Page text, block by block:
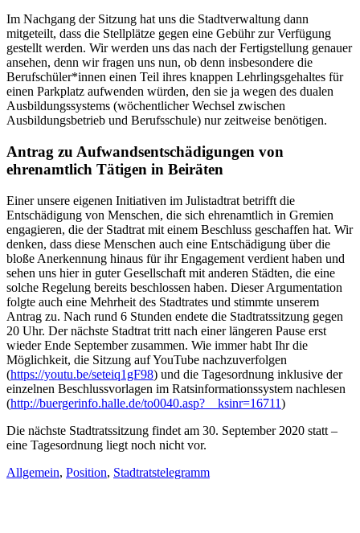
Im Nachgang der Sitzung hat uns die Stadtverwaltung dann
mitgeteilt, dass die Stellplätze gegen eine Gebühr zur Verfügung
gestellt werden. Wir werden uns das nach der Fertigstellung genauer
ansehen, denn wir fragen uns nun, ob denn insbesondere die
Berufschüler*innen einen Teil ihres knappen Lehrlingsgehaltes für
einen Parkplatz aufwenden würden, den sie ja wegen des dualen
Ausbildungssystems (wöchentlicher Wechsel zwischen
Ausbildungsbetrieb und Berufsschule) nur zeitweise benötigen.
Antrag zu Aufwandsentschädigungen von
ehrenamtlich Tätigen in Beiräten
Einer unsere eigenen Initiativen im Julistadtrat betrifft die
Entschädigung von Menschen, die sich ehrenamtlich in Gremien
engagieren, die der Stadtrat mit einem Beschluss geschaffen hat. Wir
denken, dass diese Menschen auch eine Entschädigung über die
bloße Anerkennung hinaus für ihr Engagement verdient haben und
sehen uns hier in guter Gesellschaft mit anderen Städten, die eine
solche Regelung bereits beschlossen haben. Dieser Argumentation
folgte auch eine Mehrheit des Stadtrates und stimmte unserem
Antrag zu. Nach rund 6 Stunden endete die Stadtratssitzung gegen
20 Uhr. Der nächste Stadtrat tritt nach einer längeren Pause erst
wieder Ende September zusammen. Wie immer habt Ihr die
Möglichkeit, die Sitzung auf YouTube nachzuverfolgen
(https://youtu.be/seteiq1gF98) und die Tagesordnung inklusive der
einzelnen Beschlussvorlagen im Ratsinformationssystem nachlesen
(http://buergerinfo.halle.de/to0040.asp?__ksinr=16711)
Die nächste Stadtratssitzung findet am 30. September 2020 statt –
eine Tagesordnung liegt noch nicht vor.
Allgemein, Position, Stadtratstelegramm